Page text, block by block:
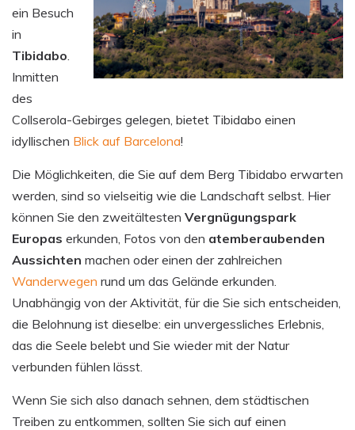
ein Besuch
in
Tibidabo
Inmitten
des
Collserola-Gebirges gelegen, bietet Tibidabo einen
idyllischen Blick auf Barcelona!
Die Möglichkeiten, die Sie auf dem Berg Tibidabo erwarten
werden, sind so vielseitig wie die Landschaft selbst. Hier
können Sie den zweitältesten Vergnügungspark
Europas erkunden, Fotos von den atemberaubenden
Aussichten machen oder einen der zahlreichen
Wanderwegen rund um das Gelände erkunden.
Unabhängig von der Aktivität, für die Sie sich entscheiden,
die Belohnung ist dieselbe: ein unvergessliches Erlebnis,
das die Seele belebt und Sie wieder mit der Natur
verbunden fühlen lässt.
Wenn Sie sich also danach sehnen, dem städtischen
Treiben zu entkommen, sollten Sie sich auf einen